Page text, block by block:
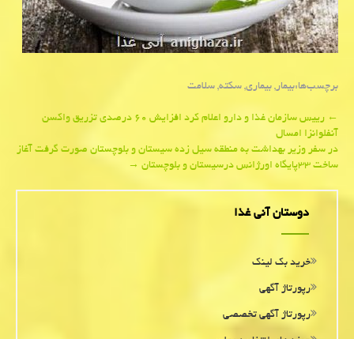
برچسب‌ها:بیمار,بیماری,سكته,سلامت
Post
navigation
←
رییس سازمان غذا و دارو اعلام كرد افزایش ۶۰ درصدی تزریق واكسن
آنفلوانزا امسال
در سفر وزیر بهداشت به منطقه سیل زده سیستان و بلوچستان صورت گرفت آغاز
ساخت ۳۳پایگاه اورژانس درسیستان و بلوچستان
→
دوستان آنی غذا
خرید بک لینک
رپورتاژ آگهی
رپورتاژ آگهی تخصصی